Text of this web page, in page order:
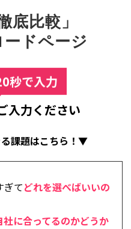
底比較」
ドページ
秒で入力
入力ください
課題はこちら！▼
ぎてどれを選べばいいの
社に合ってるのかどうか